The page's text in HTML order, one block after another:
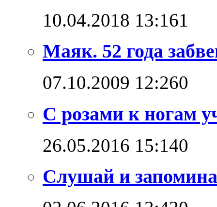
10.04.2018 13:161
Маяк. 52 года
07.10.2009 12:260
С розами к ногам
26.05.2016 15:140
Слушай и